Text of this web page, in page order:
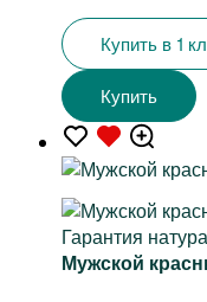
Купить в 1
Купить
Гарантия
Мужской